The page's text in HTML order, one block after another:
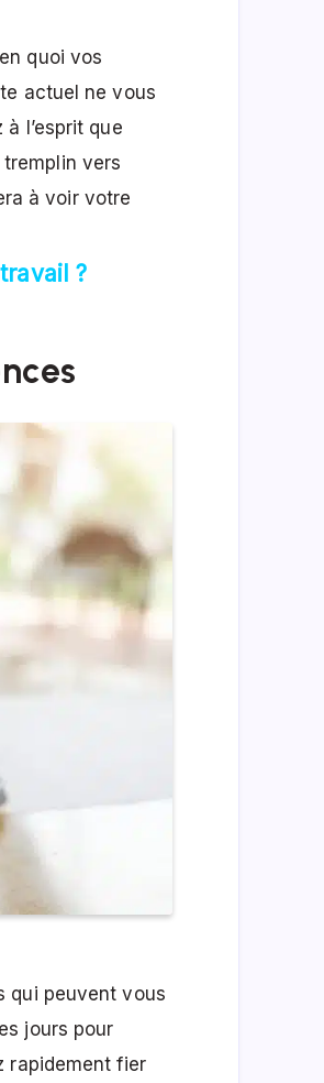
quoi vos
actuel ne vous
l’esprit que
vers
à voir votre
?
qui peuvent vous
jours pour
rapidement fier